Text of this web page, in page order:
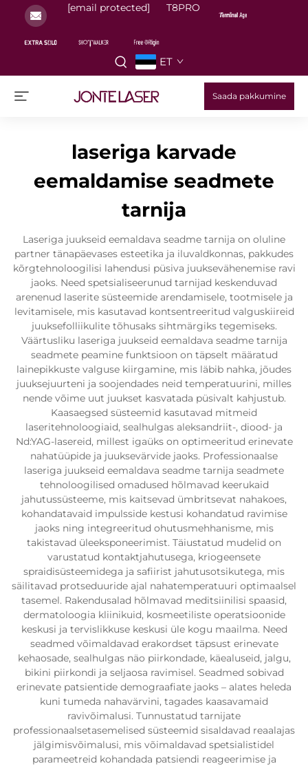
[email protected] T8PRO
ET
Saada pakkumine
laseriga karvade
eemaldamise seadmete
tarnija
Laseriga juukseid eemaldava seadme tarnija on oluline
partner tänapäevases esteetika ja iluvaldkonnas, pakkudes
kõrgtehnoloogilisi lahendusi püsiva juuksevähenemise ravi
jaoks. Need spetsialiseerunud tarnijad keskenduvad
arenenud laserite süsteemide arendamisele, tootmisele ja
levitamisele, mis kasutavad kontsentreeritud valguskiireid
juuksefolliikulite tõhusaks sihtmärgiks tegemiseks.
Väärtusliku laseriga juukseid eemaldava seadme tarnija
seadmete peamine funktsioon on täpselt määratud
lainepikkuste valguse kiirgamine, mis läbib nahka, jõudes
juuksejuurteni ja soojendades neid temperatuurini, milles
nende võime uut juukset kasvatada püsivalt kahjustub.
Kaasaegsed süsteemid kasutavad mitmeid
laseritehnoloogiaid, sealhulgas aleksandriit-, diood- ja
Nd:YAG-lasereid, millest igaüks on optimeeritud erinevate
nahatüüpide ja juuksevärvide jaoks. Professionaalse
laseriga juukseid eemaldava seadme tarnija seadmete
tehnoloogilised omadused hõlmavad keerukaid
jahutussüsteeme, mis kaitsevad ümbritsevat nahakoes,
kohandatavaid impulsside kestusi kohandatud ravimise
jaoks ning integreeritud ohutusmehhanisme, mis
takistavad üleeksponeerimist. Täiustatud mudelid on
varustatud kontaktjahutusega, kriogeensete
spraidisüsteemidega ja safiirist jahutusotsikutega, mis
säilitavad protseduuride ajal nahatemperatuuri optimaalsel
tasemel. Rakendusalad hõlmavad meditsiinilisi spaasid,
dermatoloogia kliinikuid, kosmeetiliste operatsioonide
keskusi ja tervislikkuse keskusi üle kogu maailma. Need
seadmed võimaldavad erakordset täpsust erinevate
kehaosade, sealhulgas näo piirkondade, käealuseid, jalgu,
bikini piirkondi ja seljaosa ravimisel. Seadmed sobivad
erinevate patsientide demograafiate jaoks – alates heleda
kuni tumeda nahavärvini, tagades kaasavamaid
ravivõimalusi. Tunnustatud tarnijate
professionaalsetasemelised süsteemid sisaldavad reaalajas
jälgimisvõimalusi, mis võimaldavad spetsialistidel
parameetreid kohandada patsiendi reageerimise ja